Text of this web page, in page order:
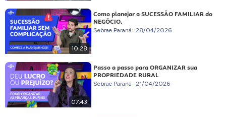
10:28
Como planejar a SUCESSÃO FAMILIAR do
NEGÓCIO.
Sebrae Paraná 28/04/2026
07:43
Passo a passo para ORGANIZAR sua
PROPRIEDADE RURAL
Sebrae Paraná 21/04/2026